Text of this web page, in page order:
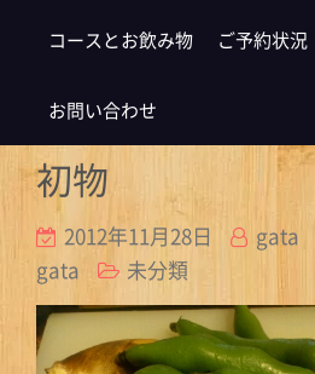
コースとお飲み物 ご予約状況
お問い合わせ
初物
2012年11月28日
gata
gata
未分類